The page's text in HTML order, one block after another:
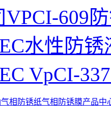
609
水性防
VpCI-
气相防锈纸气相防锈膜产品中